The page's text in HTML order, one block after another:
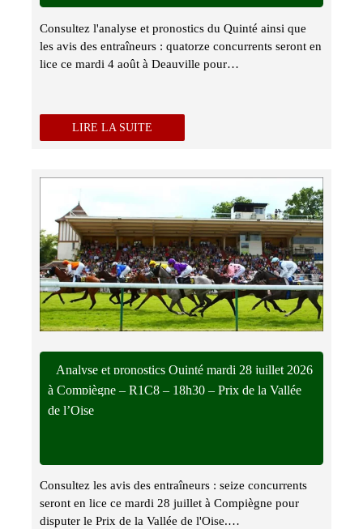
Consultez l'analyse et pronostics du Quinté ainsi que
les avis des entraîneurs : quatorze concurrents seront en
lice ce mardi 4 août à Deauville pour…
LIRE LA SUITE
Analyse et pronostics Quinté mardi 28 juillet 2026
à Compiègne – R1C8 – 18h30 – Prix de la Vallée
de l’Oise
Consultez les avis des entraîneurs : seize concurrents
seront en lice ce mardi 28 juillet à Compiègne pour
disputer le Prix de la Vallée de l'Oise.…